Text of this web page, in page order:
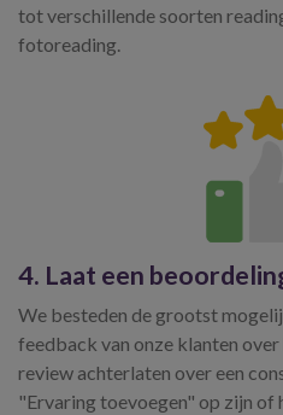
tot verschillende soorten
fotoreading.
4. Laat een
We besteden de grootst
feedback van onze klanten over
review achterlaten over een
"Ervaring toevoegen" op zijn of